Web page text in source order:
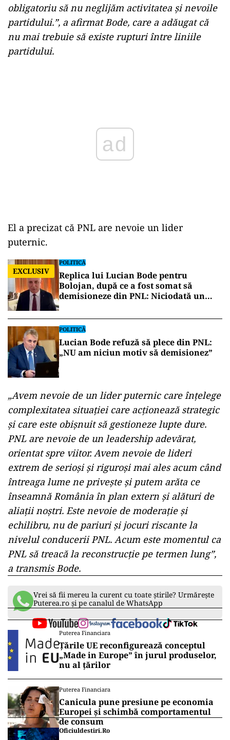
obligatoriu să nu neglijăm activitatea şi nevoile
partidului.”, a afirmat Bode, care a adăugat că
nu mai trebuie să existe rupturi între liniile
partidului.
El a precizat că PNL are nevoie un lider
puternic.
EXCLUSIV
POLITICĂ
Replica lui Lucian Bode pentru
Bolojan, după ce a fost somat să
demisioneze din PNL: Niciodată un
membri
POLITICĂ
Lucian Bode refuză să plece din PNL:
„NU am niciun motiv să demisionez”
„Avem nevoie de un lider puternic care înţelege
complexitatea situaţiei care acţionează strategic
şi care este obişnuit să gestioneze lupte dure.
PNL are nevoie de un leadership adevărat,
orientat spre viitor. Avem nevoie de lideri
extrem de serioşi şi riguroşi mai ales acum când
întreaga lume ne priveşte şi putem arăta ce
înseamnă România în plan extern şi alături de
aliaţii noştri. Este nevoie de moderaţie şi
echilibru, nu de pariuri şi jocuri riscante la
nivelul conducerii PNL. Acum este momentul ca
PNL să treacă la reconstrucţie pe termen lung”,
a transmis Bode.
Vrei să fii mereu la curent cu toate știrile? Urmărește
Puterea.ro și pe canalul de WhatsApp
Puterea Financiara
Țările UE reconfigurează conceptul
„Made in Europe” în jurul produselor,
nu al țărilor
Puterea Financiara
Canicula pune presiune pe economia
Europei și schimbă comportamentul
de consum
Oficiuldestiri.ro